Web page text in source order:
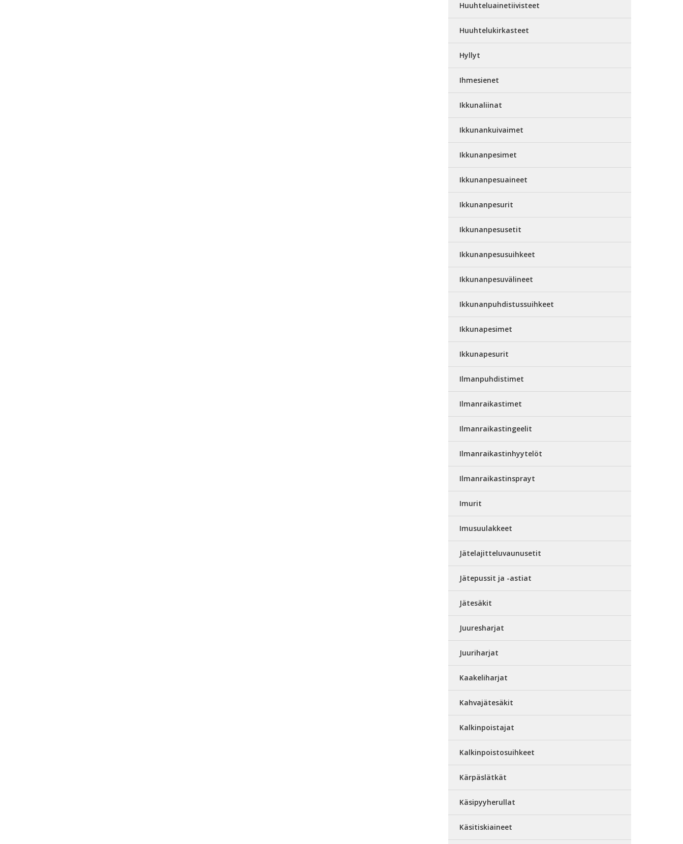
Huuhteluainetiivisteet
Huuhtelukirkasteet
Hyllyt
Ihmesienet
Ikkunaliinat
Ikkunankuivaimet
Ikkunanpesimet
Ikkunanpesuaineet
Ikkunanpesurit
Ikkunanpesusetit
Ikkunanpesusuihkeet
Ikkunanpesuvälineet
Ikkunanpuhdistussuihkeet
Ikkunapesimet
Ikkunapesurit
Ilmanpuhdistimet
Ilmanraikastimet
Ilmanraikastingeelit
Ilmanraikastinhyytelöt
Ilmanraikastinsprayt
Imurit
Imusuulakkeet
Jätelajitteluvaunusetit
Jätepussit ja -astiat
Jätesäkit
Juuresharjat
Juuriharjat
Kaakeliharjat
Kahvajätesäkit
Kalkinpoistajat
Kalkinpoistosuihkeet
Kärpäslätkät
Käsipyyherullat
Käsitiskiaineet